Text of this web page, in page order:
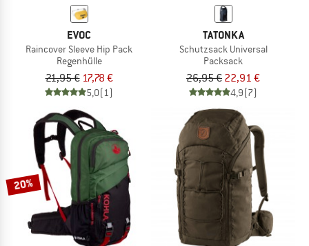
EVOC
Raincover Sleeve Hip Pack
Regenhülle
21,95 € 17,78 €
5,0(1)
TATONKA
Schutzsack Universal
Packsack
26,95 € 22,91 €
4,9(7)
20%